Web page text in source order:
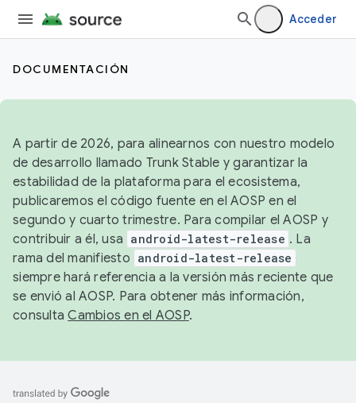
Acceder
DOCUMENTACIÓN
A partir de 2026, para alinearnos con nuestro modelo
de desarrollo llamado Trunk Stable y garantizar la
estabilidad de la plataforma para el ecosistema,
publicaremos el código fuente en el AOSP en el
segundo y cuarto trimestre. Para compilar el AOSP y
contribuir a él, usa android-latest-release . La
rama del manifiesto android-latest-release
siempre hará referencia a la versión más reciente que
se envió al AOSP. Para obtener más información,
consultaCambios en el AOSP.